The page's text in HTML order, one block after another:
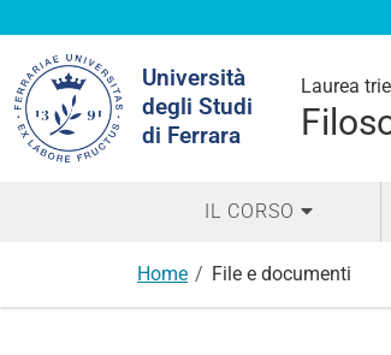
Università
degli Studi
di Ferrara
Laurea
nel
sito
IL CORSO
Home File e documenti